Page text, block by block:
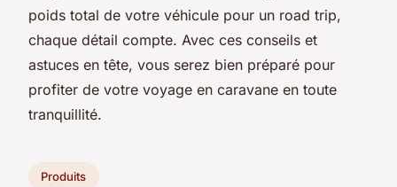
poids total de votre véhicule pour un road trip,
chaque détail compte. Avec ces conseils et
astuces en tête, vous serez bien préparé pour
profiter de votre voyage en caravane en toute
tranquillité.
Produits